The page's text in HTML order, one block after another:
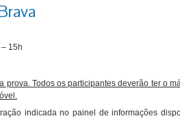
15h
Todos os participantes deverão ter o
indicada no painel de informações